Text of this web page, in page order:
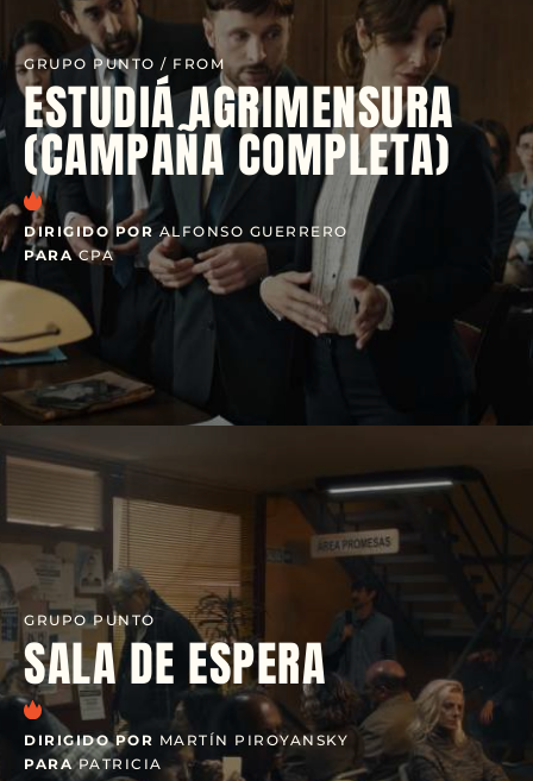
GRUPO PUNTO / FROM
ESTUDIÁ AGRIMENSURA
(CAMPAÑA COMPLETA)
DIRIGIDO POR ALFONSO GUERRERO
PARACPA
GRUPO PUNTO
SALA DE ESPERA
DIRIGIDO POR MARTÍN PIROYANSKY
PARAPATRICIA